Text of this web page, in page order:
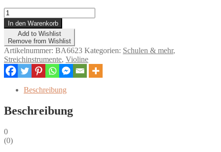
Gemeinsam
von
Anfang
an
Bd.1
Menge
In den Warenkorb
Add to Wishlist
Remove from Wishlist
Artikelnummer: BA6623 Kategorien: Schulen & mehr,
Streichinstrumente, Violine
Beschreibung
Beschreibung
0
(0)